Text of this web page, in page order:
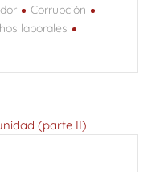
Corrupción
laborales